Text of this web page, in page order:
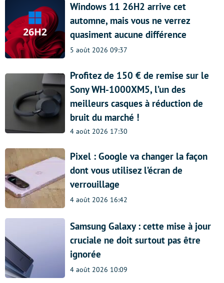
Windows 11 26H2 arrive cet
automne, mais vous ne verrez
quasiment aucune différence
5 août 2026 09:37
Profitez de 150 € de remise sur le
Sony WH-1000XM5, l’un des
meilleurs casques à réduction de
bruit du marché !
4 août 2026 17:30
Pixel : Google va changer la façon
dont vous utilisez l’écran de
verrouillage
4 août 2026 16:42
Samsung Galaxy : cette mise à jour
cruciale ne doit surtout pas être
ignorée
4 août 2026 10:09